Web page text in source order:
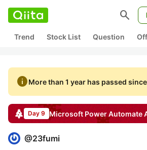
search
Trend Stock List Question
infoMore than 1 year has passed
Day 9 Microsoft Power Automate
@23fumi